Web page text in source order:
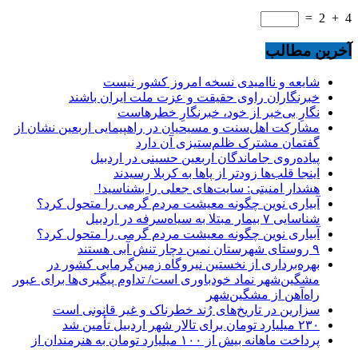
4
+
2
=
آخرین مطالب
شایعه و ناامیدی نسخه امروز کشور نیست
خبرنگاران راوی حقیقت و عزت ملت ایران باشند
نگارِ بی‌خبر از خود، خبرنگارِ خطرهاست
مشارکت اهل‌سنت و مسیحیان در راهپیمایی اربعین نشان از
گفتمان مشترک ظلم‌ستیزی آن دارد
پیاده‌روی جاماندگان اربعین حسینی در اردبیل
اینجا قلب‌ها زودتر از پاها به کربلا رسیدند
هشدار امنیتی: سایت‌های جعلی را بشناسید!
آبیاری نوین چگونه معیشت مردم گرمی را متحول کرد؟
شناسایی ۷ بیمار مبتلا به سیاه‌سرفه در اردبیل
آبیاری نوین چگونه معیشت مردم گرمی را متحول کرد؟
۹ روستای شهرستان نمین دچار تنش آبی هستند
بهره‌برداری از نخستین نیروگاه زمین‌گرمایی کشور در
مشگین‌شهر نماد خودباوری است/ تداوم پیگیری‌ها برای عبور
راه‌آهن از مشگین‌شهر
سزارین در تاریخ‌های رُند خطرناک و غیر قانونی است
۲۳۰ میلیارد تومان برای تالار شهر اردبیل تأمین شد
پرداخت ماهانه بیش از ۱۰۰ میلیارد تومان به هنرمندان از